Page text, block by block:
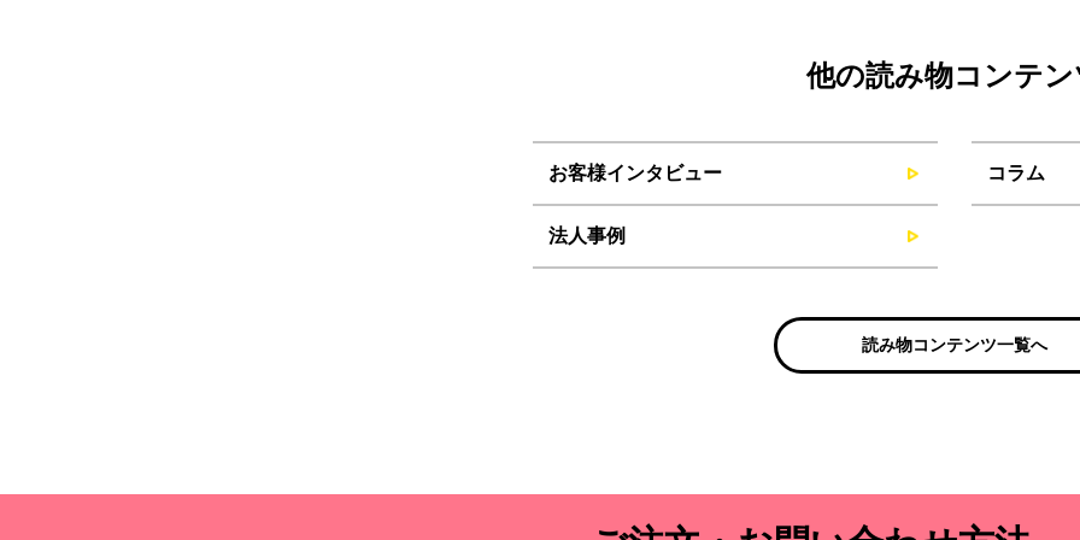
他の読み物コンテン
お客様インタビュー コラム
法人事例
読み物コンテンツ一覧へ